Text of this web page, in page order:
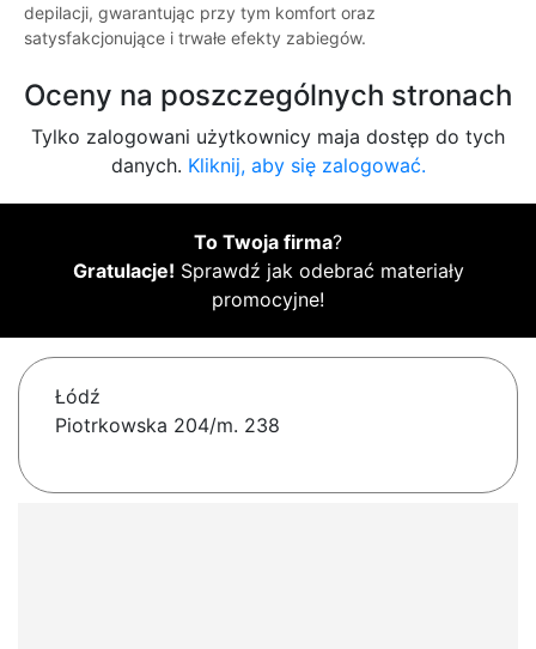
depilacji, gwarantując przy tym komfort oraz
satysfakcjonujące i trwałe efekty zabiegów.
Oceny na poszczególnych stronach
Tylko zalogowani użytkownicy maja dostęp do tych
danych. Kliknij, aby się zalogować.
To Twoja firma?
Gratulacje! Sprawdź jak odebrać materiały
promocyjne!
Łódź
Piotrkowska 204/m. 238